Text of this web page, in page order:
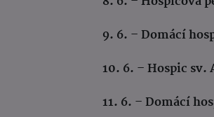
9. 6. – Domácí
10. 6. – Hospic sv.
11. 6. – Domácí